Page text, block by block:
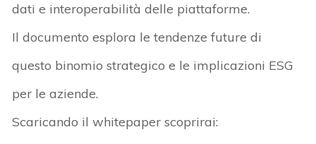
dati e interoperabilità delle piattaforme.
Il documento esplora le tendenze future di
questo binomio strategico e le implicazioni ESG
per le aziende.
Scaricando ilwhitepaper scoprirai: